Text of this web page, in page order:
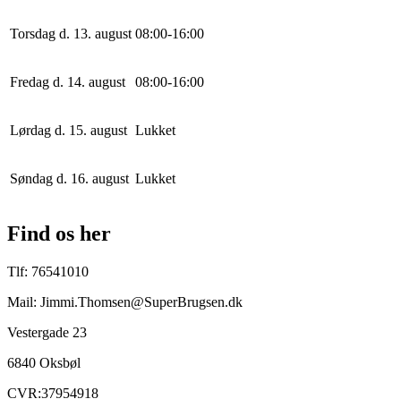
Torsdag d. 13. august 08:00-16:00
Fredag d. 14. august 08:00-16:00
Lørdag d. 15. august Lukket
Søndag d. 16. august Lukket
Find os her
Tlf: 76541010
Mail: Jimmi.Thomsen@SuperBrugsen.dk
Vestergade 23
6840 Oksbøl
CVR:37954918